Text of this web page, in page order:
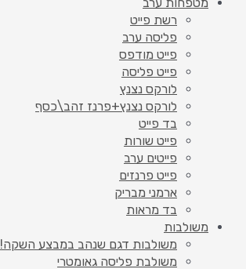
רשת פייט
פליסה ערב
פייט מודפס
פייט פליסה
לורקס נצנץ
לורקס נצנץ+פרנז זהב\כסף
בד פייט
פייט שורות
פייטים ערב
פייט פרנזים
ארמני מבריק
בד מראות
משולבות
משולבות דגם שנהב במבצע השקה!
משולבת פליסה גאומטרי